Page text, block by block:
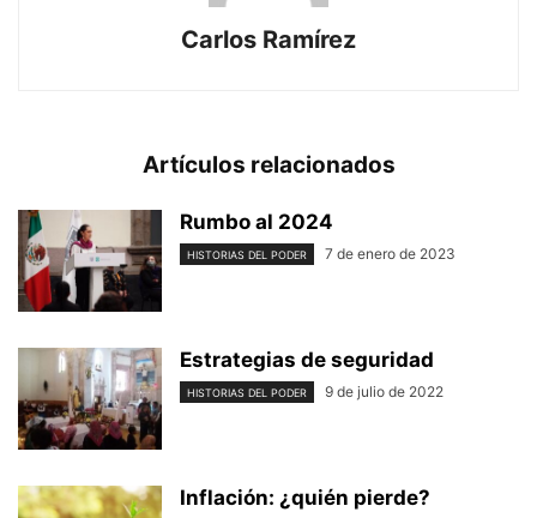
Carlos Ramírez
Artículos relacionados
Rumbo al 2024
HISTORIAS DEL PODER 7 de enero de 2023
Estrategias de seguridad
HISTORIAS DEL PODER 9 de julio de 2022
Inflación: ¿quién pierde?